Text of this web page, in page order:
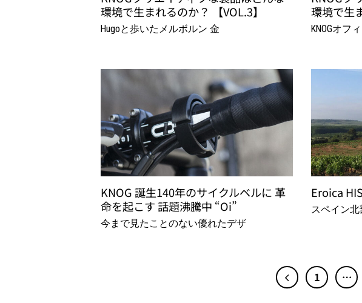
環境で生まれるのか？ 【VOL.3】
Hugoと歩いたメルボルン 金
環境で生
KNOGオフ
KNOG 誕生140年のサイクルベルに 革
命を起こす 話題沸騰中 “Oi”
今まで見たことのない優れたデザ
Eroica
スペイン北
1 …